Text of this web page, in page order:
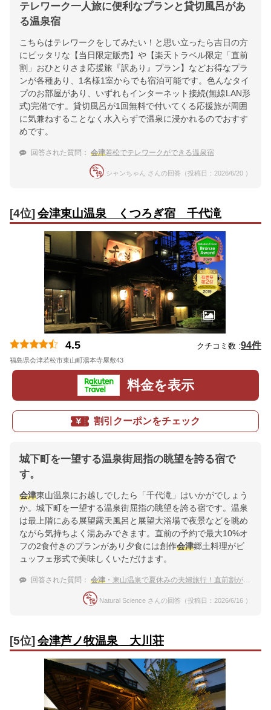
テレワーク一人旅に便利なプランと貸切風呂があ
る温泉宿
こちらはテレワークをしてみたい！と思い立ったら吉日の方
にピッタリな【当日限定販売】や【楽天トラベル限定「直前
割」おひとりさま応援旅『訳あり』プラン】などお得なプラ
ンが各種あり、1名様1室からでも宿泊可能です。色んなタイ
プのお部屋があり、いずれもインターネット接続(無線LAN形
式)完備です。貸切風呂が1回無料で付いてくる応援旅が周囲
に気兼ねすることなく水入らずで温泉に浸かれるのでおすす
めです。
回答された質問： 会津若松でテレワークができる温泉宿
シャンちゃん さんの回答（投稿日：2026/6/20 ）
[4位] 会津東山温泉 くつろぎ宿 千代滝
4.5 クチコミ数 :94件
福島県会津若松市東山町湯本寺屋敷43
料金を表示
割引クーポンをチェック
城下町を一望する温泉街屈指の眺望を誇る宿で
す。
会津東山温泉にお越しでしたら「千代滝」はいかがでしょう
か。城下町を一望する温泉街屈指の眺望を誇る宿です。温泉
は最上階にある展望露天風呂と展望大浴場で夜景などを眺め
ながら気持ちよく湯あみできます。直前の予約で最大10%オ
フの2食付きのプランがあり夕食には創作会津郷土料理がビ
ュッフェ形式で美味しくいただけます。
回答された質問： 会津 ・東山温泉で夏休みの夫婦旅行！直前割が使えるおすすめ宿は？
Natural Science さんの回答（投稿日：2026/6/16 ）
[5位]会津芦ノ牧温泉 大川荘